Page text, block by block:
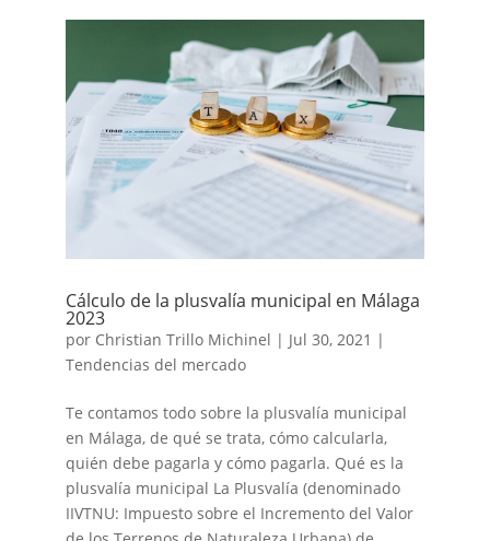
Cálculo de la plusvalía municipal en Málaga
2023
por Christian Trillo Michinel | Jul 30, 2021 |
Tendencias del mercado
Te contamos todo sobre la plusvalía municipal
en Málaga, de qué se trata, cómo calcularla,
quién debe pagarla y cómo pagarla. Qué es la
plusvalía municipal La Plusvalía (denominado
IIVTNU: Impuesto sobre el Incremento del Valor